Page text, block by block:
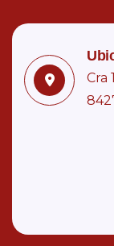
Rollo
Cra